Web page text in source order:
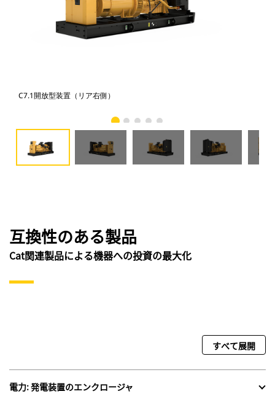
C7.1開放型装置（リア右側）
互換性のある製品
Cat関連製品による機器への投資の最大化
すべて展開
電力: 発電装置のエンクロージャ